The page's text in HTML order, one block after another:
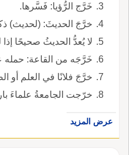
خَرَّج الرُّؤيا: فَسَّرها.
خرَّجَ الحديثَ: (لحديث)
لا يُعدُّ الحديثُ صحيحًا
خَرَّجَه من القاعة: حمله
خرَّجَ فلانًا في العلم أو
خرّجت الجامعةُ علماءَ
عرض المزيد